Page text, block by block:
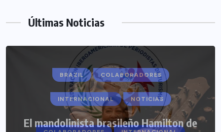
Últimas Noticias
BRAZIL COLABORADORES
INTERNACIONAL NOTICIAS
El mandolinista brasileño Hamilton de